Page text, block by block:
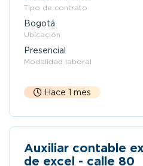
Tipo de contrato
Bogotá
Ubicación
Presencial
Modalidad laboral
Hace 1 mes
Auxiliar contable
de excel - calle 80